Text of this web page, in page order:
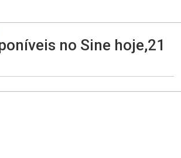
no Sine hoje,21